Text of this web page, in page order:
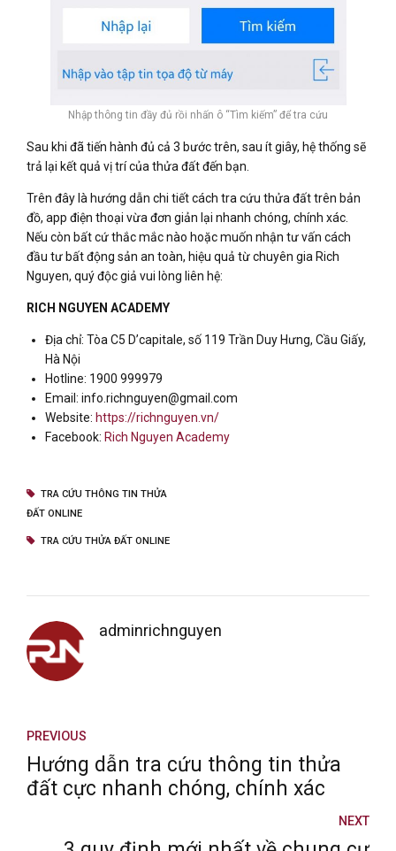
Nhập thông tin đầy đủ rồi nhấn ô “Tìm kiếm” để tra cứu
Sau khi đã tiến hành đủ cả 3 bước trên, sau ít giây, hệ thống sẽ
trả lại kết quả vị trí của thửa đất đến bạn.
Trên đây là hướng dẫn chi tiết cách tra cứu thửa đất trên bản
đồ, app điện thoại vừa đơn giản lại nhanh chóng, chính xác.
Nếu còn bất cứ thắc mắc nào hoặc muốn nhận tư vấn cách
đầu tư bất động sản an toàn, hiệu quả từ chuyên gia Rich
Nguyen, quý độc giả vui lòng liên hệ:
RICH NGUYEN ACADEMY
Địa chỉ: Tòa C5 D’capitale, số 119 Trần Duy Hưng, Cầu Giấy,
Hà Nội
Hotline: 1900 999979
Email: info.richnguyen@gmail.com
Website: https://richnguyen.vn/
Facebook: Rich Nguyen Academy
TRA CỨU THÔNG TIN THỬA
ĐẤT ONLINE
TRA CỨU THỬA ĐẤT ONLINE
adminrichnguyen
PREVIOUS
Hướng dẫn tra cứu thông tin thửa
đất cực nhanh chóng, chính xác
NEXT